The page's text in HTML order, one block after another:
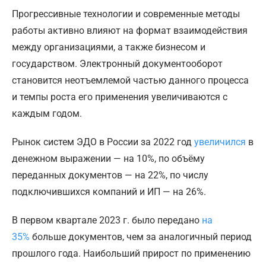
Прогрессивные технологии и современные методы
работы активно влияют на формат взаимодействия
между организациями, а также бизнесом и
государством. Электронный документооборот
становится неотъемлемой частью данного процесса
и темпы роста его применения увеличиваются с
каждым годом.
Рынок систем ЭДО в России за 2022 год увеличился в
денежном выражении — на 10%, по объёму
переданных документов — на 22%, по числу
подключившихся компаний и ИП — на 26%.
В первом квартале 2023 г. было передано на
35% больше документов, чем за аналогичный период
прошлого года. Наибольший прирост по применению